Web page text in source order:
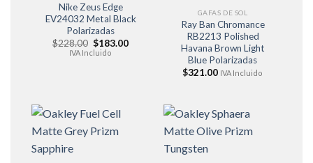
Nike Zeus Edge
EV24032 Metal Black
Polarizadas
$228.00 El
precio
$183.00El
IVA Incluido
GAFAS DE SOL
Ray Ban Chromance
RB2213 Polished
Havana Brown Light
Blue Polarizadas
$321.00 IVA Incluido